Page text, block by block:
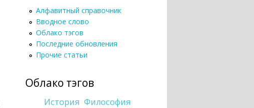
Алфавитный справочник
Вводное слово
Облако тэгов
Последние обновления
Прочие статьи
Облако тэгов
История Философия